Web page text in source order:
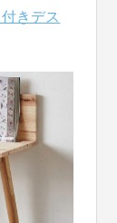
きデス